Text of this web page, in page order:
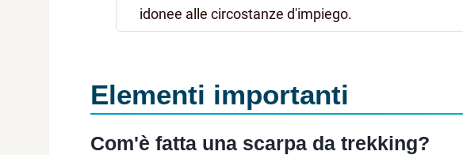
idonee alle circostanze d'impiego.
Elementi importanti
Com'è fatta una scarpa da trekking?